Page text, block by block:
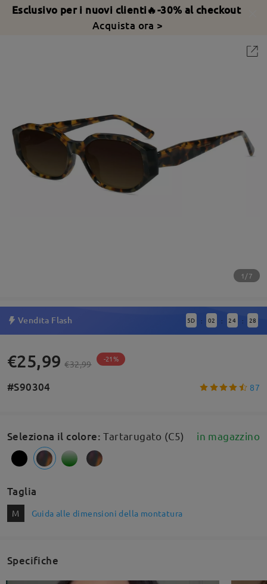
Esclusivo per i nuovi clienti🔥-30% al checkout
Acquista ora >
1/7
Vendita Flash 5D : 02 : 24 : 28
€25,99 €32,99 -21%
#S90304 87
Seleziona il colore:Tartarugato (C5) in magazzino
Taglia
M Guida alle dimensioni della montatura
Specifiche